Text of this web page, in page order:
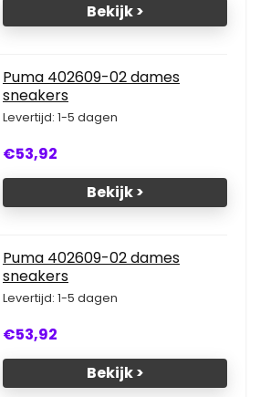
Bekijk >
Puma 402609-02 dames
sneakers
Levertijd: 1-5 dagen
€53,92
Bekijk >
Puma 402609-02 dames
sneakers
Levertijd: 1-5 dagen
€53,92
Bekijk >